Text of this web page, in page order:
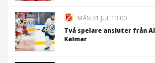
MÅN 31 JUL 13:00
Två spelare ansluter från
Kalmar